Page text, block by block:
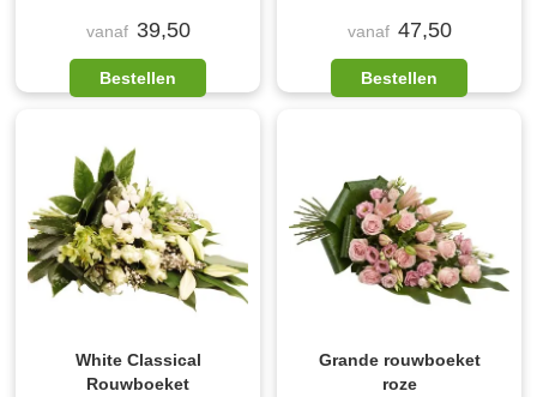
vanaf 39,50
Bestellen
vanaf 47,50
Bestellen
White Classical
Rouwboeket
Grande rouwboeket
roze